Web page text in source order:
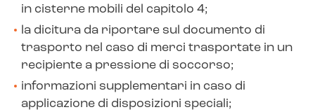
in cisterne mobili del capitolo 4;
la dicitura da riportare sul documento di
trasporto nel caso di merci trasportate in un
recipiente a pressione di soccorso;
informazioni supplementari in caso di
applicazione di disposizioni speciali;